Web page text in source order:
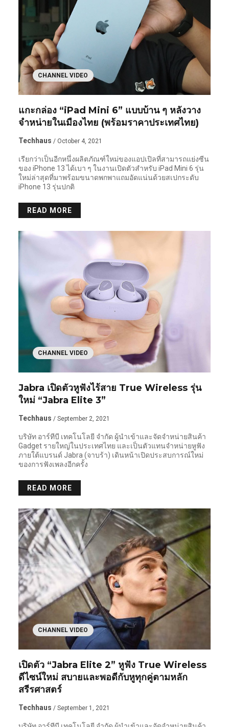
CHANNEL VIDEO
แกะกล่อง “iPad Mini 6” แบบบ้าน ๆ หลังวาง
จำหน่ายในเมืองไทย (พร้อมราคาประเทศไทย)
Techhaus / October 4, 2021
เรียกว่าเป็นอีกหนึ่งผลิตภัณฑ์ใหม่ของแอปเปิลที่สามารถแย่งซีน
ของ iPhone 13 ได้เบา ๆ ในงานเปิดตัวสำหรับ iPad Mini 6 รุ่น
ใหม่ล่าสุดที่มาพร้อมขนาดพกพาแถมอัดแน่นด้วยสเปกระดับ
iPhone 13 รุ่นปกติ
READ MORE
CHANNEL VIDEO
Jabra เปิดตัวหูฟังไร้สาย True Wireless รุ่น
ใหม่ “Jabra Elite 3”
Techhaus / September 2, 2021
บริษัท อาร์ทีบี เทคโนโลยี จำกัด ผู้นำเข้าและจัดจำหน่ายสินค้า
Gadget รายใหญ่ในประเทศไทย และเป็นตัวแทนจำหน่ายหูฟัง
ภายใต้แบรนด์ Jabra (จาบร้า) เดินหน้าเปิดประสบการณ์ใหม่
ของการฟังเพลงอีกครั้ง
READ MORE
CHANNEL VIDEO
เปิดตัว “Jabra Elite 2” หูฟัง True Wireless
ดีไซน์ใหม่ สบายและพอดีกับหูทุกคู่ตามหลัก
สรีรศาสตร์
Techhaus / September 1, 2021